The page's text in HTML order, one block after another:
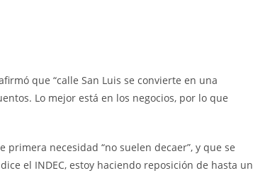
que “calle San Luis se convierte en una
Lo mejor está en los negocios, por lo que
necesidad “no suelen decaer”, y que se
el INDEC, estoy haciendo reposición de hasta un